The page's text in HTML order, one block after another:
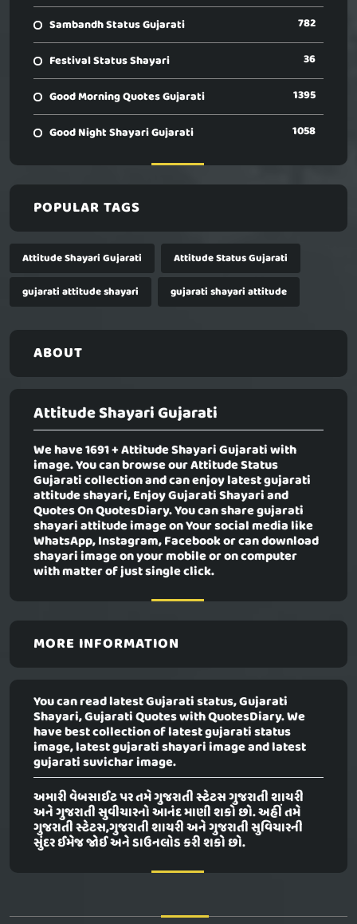
Sambandh Status Gujarati 782
Festival Status Shayari 36
Good Morning Quotes Gujarati 1395
Good Night Shayari Gujarati 1058
POPULAR TAGS
Attitude Shayari Gujarati
Attitude Status Gujarati
gujarati attitude shayari
gujarati shayari attitude
ABOUT
Attitude Shayari Gujarati
We have 1691 +Attitude Shayari Gujaratiwith
image. You can browse our Attitude Status
Gujarati collection and can enjoy latest gujarati
attitude shayari, Enjoy Gujarati Shayari and
Quotes On QuotesDiary. You can share gujarati
shayari attitude image on Your social media like
WhatsApp, Instagram, Facebook or can download
shayari image on your mobile or on computer
with matter of just single click.
MORE INFORMATION
You can read latest Gujarati status, Gujarati
Shayari, Gujarati Quotes with QuotesDiary. We
have best collection of latest gujarati status
image, latest gujarati shayari image and latest
gujarati suvichar image.
અમારી વેબસાઈટ પર તમે ગુજરાતી સ્ટેટસ ગુજરાતી શાયરી
અને ગુજરાતી સુવીચારનો આનંદ માણી શકો છો. અહીં તમે
ગુજરાતી સ્ટેટસ,ગુજરાતી શાયરી અને ગુજરાતી સુવિચારની
સુંદર ઈમેજ જોઈ અને ડાઉનલોડ કરી શકો છો.